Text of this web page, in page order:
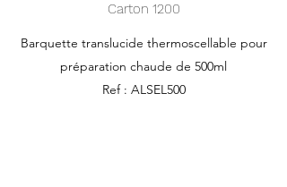
Carton 1200
Barquette translucide thermoscellable pour
préparation chaude de 500ml
Ref : ALSEL500